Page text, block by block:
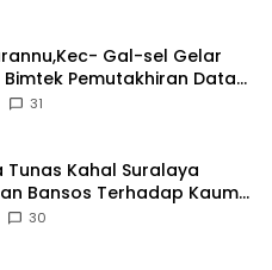
Gal-sel Gelar
Pemutakhiran Data
31
Tunas Kahal Suralaya
Bansos Terhadap Kaum
Yatim-Piatu
30